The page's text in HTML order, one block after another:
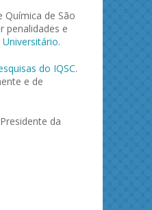
Química de São
penalidades e
.
do IQSC.
e de
da